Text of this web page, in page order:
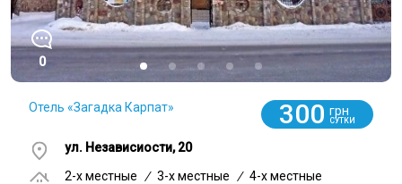
0
Отель «Загадка Карпат» 300 грн
СУТКИ
ул. Независиости, 20
2-x местные
/ 3-x местные / 4-x местные